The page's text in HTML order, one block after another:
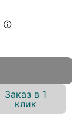
Заказ в 1
клик